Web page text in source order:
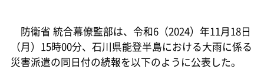
防衛省 統合幕僚監部は、令和6（2024）年11月18日
（月）15時00分、石川県能登半島における大雨に係る
災害派遣の同日付の続報を以下のように公表した。